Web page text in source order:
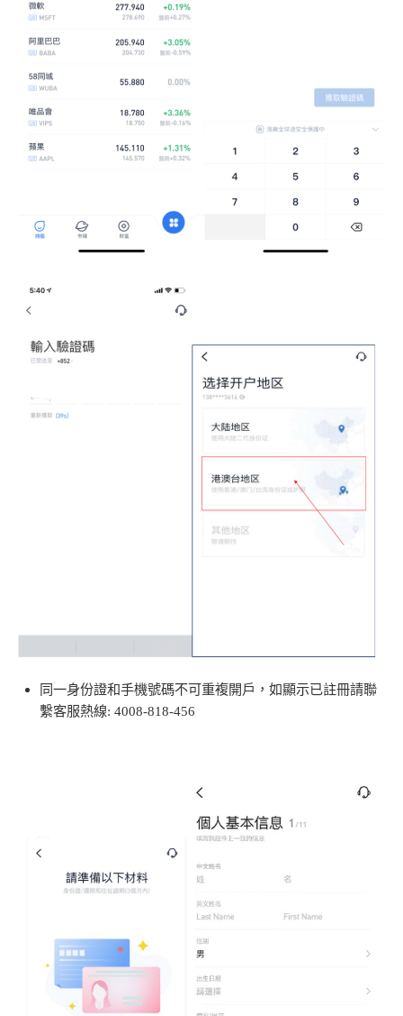
同一身份證和手機號碼不可重複開戶，如顯示已註冊請聯
繫客服熱線: 4008-818-456